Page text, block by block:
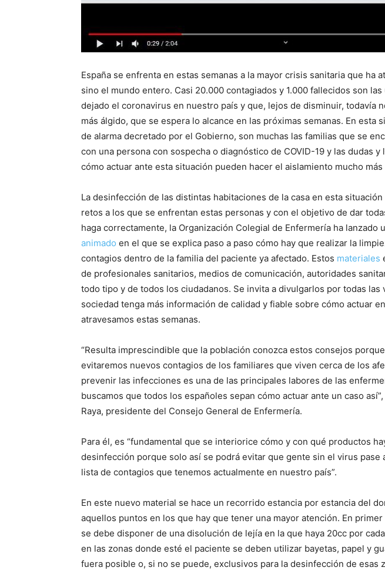
España se enfrenta en estas semanas a la mayor crisis sanitaria que ha
sino el mundo entero. Casi 20.000 contagiados y 1.000 fallecidos son
dejado el coronavirus en nuestro país y que, lejos de disminuir, todavía
más álgido, que se espera lo alcance en las próximas semanas. En esta
de alarma decretado por el Gobierno, son muchas las familias que se
con una persona con sospecha o diagnóstico de COVID-19 y las dudas
cómo actuar ante esta situación pueden hacer el aislamiento mucho
La desinfección de las distintas habitaciones de la casa en esta
retos a los que se enfrentan estas personas y con el objetivo de dar
haga correctamente, la Organización Colegial de Enfermería ha lanzado
animado en el que se explica paso a paso cómo hay que realizar la
contagios dentro de la familia del paciente ya afectado. Estos materiales
de profesionales sanitarios, medios de comunicación, autoridades
todo tipo y de todos los ciudadanos. Se invita a divulgarlos por todas las
sociedad tenga más información de calidad y fiable sobre cómo actuar
atravesamos estas semanas.
“Resulta imprescindible que la población conozca estos consejos
evitaremos nuevos contagios de los familiares que viven cerca de los
prevenir las infecciones es una de las principales labores de las
buscamos que todos los españoles sepan cómo actuar ante un caso
Raya, presidente del Consejo General de Enfermería.
Para él, es “fundamental que se interiorice cómo y con qué productos
desinfección porque solo así se podrá evitar que gente sin el virus pase
lista de contagios que tenemos actualmente en nuestro país”.
En este nuevo material se hace un recorrido estancia por estancia del
aquellos puntos en los que hay que tener una mayor atención. En
se debe disponer de una disolución de lejía en la que haya 20cc por
en las zonas donde esté el paciente se deben utilizar bayetas, papel y
fuera posible o, si no se puede, exclusivos para la desinfección de esas